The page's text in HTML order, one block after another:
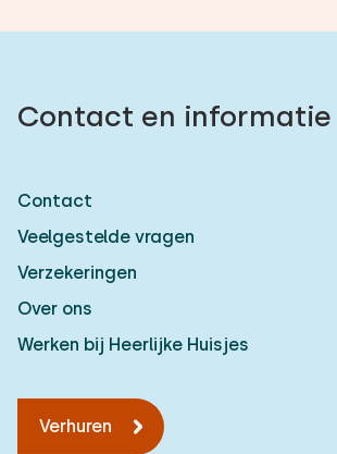
Contact en informatie
Contact
Veelgestelde vragen
Verzekeringen
Over ons
Werken bij Heerlijke Huisjes
Verhuren